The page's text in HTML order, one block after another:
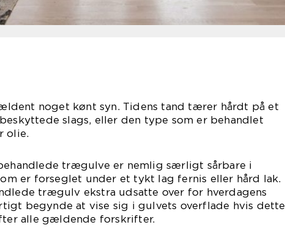
noget kønt syn. Tidens tand tærer hårdt på et
slags, eller den type som er behandlet
olie.
trægulve er nemlig særligt sårbare i
er forseglet under et tykt lag fernis eller hård lak.
trægulv ekstra udsatte over for hverdagens
begynde at vise sig i gulvets overflade hvis dette
alle gældende forskrifter.